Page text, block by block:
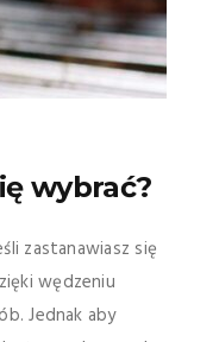
wybrać?
zastanawiasz się
wędzeniu
Jednak aby